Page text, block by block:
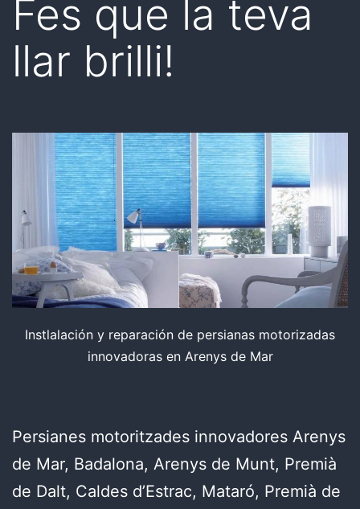
Fes que la teva
llar brilli!
Instlalación y reparación de persianas motorizadas
innovadoras en Arenys de Mar
Persianes motoritzades innovadores Arenys
de Mar, Badalona, Arenys de Munt, Premià
de Dalt, Caldes d’Estrac, Mataró, Premià de